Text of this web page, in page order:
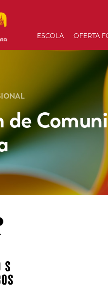
ESCOLA OFERTA
de